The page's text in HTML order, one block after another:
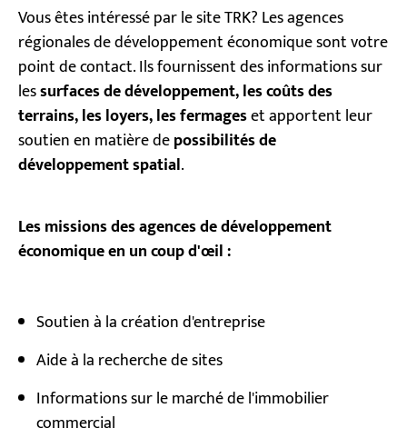
Vous êtes intéressé par le site TRK? Les agences
régionales de développement économique sont votre
point de contact. Ils fournissent des informations sur
lessurfaces de développement, les coûts des
terrains, les loyers, les fermageset apportent leur
soutien en matière depossibilités de
développement spatial.
Les missions des agences de développement
économique en un coup d'œil :
Soutien à la création d'entreprise
Aide à la recherche de sites
Informations sur le marché de l'immobilier
commercial